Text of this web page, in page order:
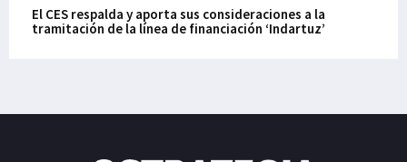
El CES respalda y aporta sus consideraciones a la
tramitación de la línea de financiación ‘Indartuz’